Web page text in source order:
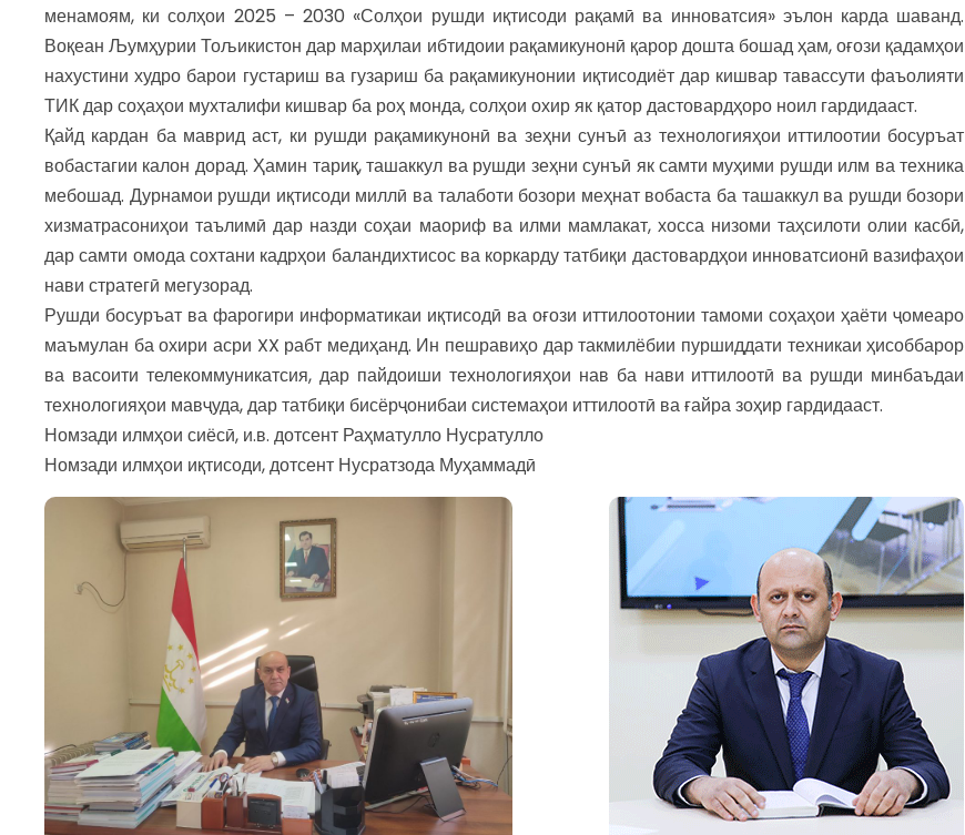
менамоям, ки солҳои 2025 – 2030 «Солҳои рушди иқтисоди рақамӣ ва инноватсия» эълон карда шаванд.
Воқеан Љумҳурии Тољикистон дар марҳилаи ибтидоии рақамикунонӣ қарор дошта бошад ҳам, оғози қадамҳои
нахустини худро барои густариш ва гузариш ба рақамикунонии иқтисодиёт дар кишвар тавассути фаъолияти
ТИК дар соҳаҳои мухталифи кишвар ба роҳ монда, солҳои охир як қатор дастовардҳоро ноил гардидааст.
Қайд кардан ба маврид аст, ки рушди рақамикунонӣ ва зеҳни сунъӣ аз технологияҳои иттилоотии босуръат
вобастагии калон дорад. Ҳамин тариқ, ташаккул ва рушди зеҳни сунъӣ як самти муҳими рушди илм ва техника
мебошад. Дурнамои рушди иқтисоди миллӣ ва талаботи бозори меҳнат вобаста ба ташаккул ва рушди бозори
хизматрасониҳои таълимӣ дар назди соҳаи маориф ва илми мамлакат, хосса низоми таҳсилоти олии касбӣ,
дар самти омода сохтани кадрҳои баландихтисос ва коркарду татбиқи дастовардҳои инноватсионӣ вазифаҳои
нави стратегӣ мегузорад.
Рушди босуръат ва фарогири информатикаи иқтисодӣ ва оғози иттилоотонии тамоми соҳаҳои ҳаёти ҷомеаро
маъмулан ба охири асри XX рабт медиҳанд. Ин пешравиҳо дар такмилёбии пуршиддати техникаи ҳисоббарор
ва васоити телекоммуникатсия, дар пайдоиши технологияҳои нав ба нави иттилоотӣ ва рушди минбаъдаи
технологияҳои мавҷуда, дар татбиқи бисёрҷонибаи системаҳои иттилоотӣ ва ғайра зоҳир гардидааст.
Номзади илмҳои сиёсӣ, и.в. дотсент Раҳматулло Нусратулло
Номзади илмҳои иқтисоди, дотсент Нусратзода Муҳаммадӣ